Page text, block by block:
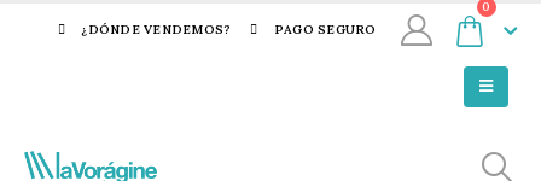
¿DÓNDE VENDEMOS? PAGO SEGURO
0